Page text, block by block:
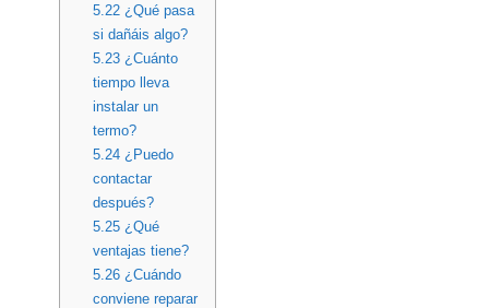
5.22¿Qué pasa
si dañáis algo?
5.23¿Cuánto
tiempo lleva
instalar un
termo?
5.24¿Puedo
contactar
después?
5.25¿Qué
ventajas tiene?
5.26¿Cuándo
conviene reparar